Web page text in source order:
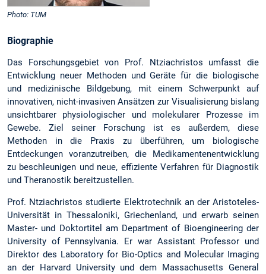
Photo: TUM
Biographie
Das Forschungsgebiet von Prof. Ntziachristos umfasst die
Entwicklung neuer Methoden und Geräte für die biologische
und medizinische Bildgebung, mit einem Schwerpunkt auf
innovativen, nicht-invasiven Ansätzen zur Visualisierung bislang
unsichtbarer physiologischer und molekularer Prozesse im
Gewebe. Ziel seiner Forschung ist es außerdem, diese
Methoden in die Praxis zu überführen, um biologische
Entdeckungen voranzutreiben, die Medikamentenentwicklung
zu beschleunigen und neue, effiziente Verfahren für Diagnostik
und Theranostik bereitzustellen.
Prof. Ntziachristos studierte Elektrotechnik an der Aristoteles-
Universität in Thessaloniki, Griechenland, und erwarb seinen
Master- und Doktortitel am Department of Bioengineering der
University of Pennsylvania. Er war Assistant Professor und
Direktor des Laboratory for Bio-Optics and Molecular Imaging
an der Harvard University und dem Massachusetts General